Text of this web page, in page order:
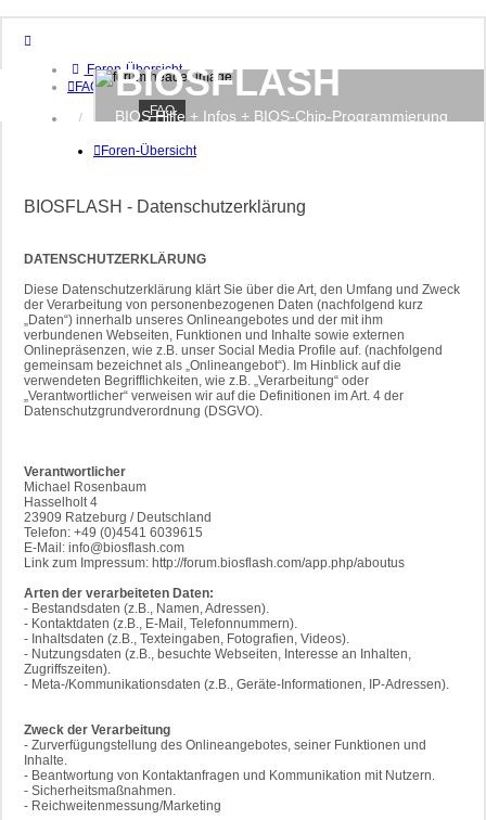
Foren-Übersicht
FAQ
Anmelden
BIOSFLASH
BIOS Hilfe + Infos + BIOS-Chip-Programmierung
FAQ
Foren-Übersicht
BIOSFLASH - Datenschutzerklärung
DATENSCHUTZERKLÄRUNG
Diese Datenschutzerklärung klärt Sie über die Art, den Umfang und Zweck
der Verarbeitung von personenbezogenen Daten (nachfolgend kurz
„Daten“) innerhalb unseres Onlineangebotes und der mit ihm
verbundenen Webseiten, Funktionen und Inhalte sowie externen
Onlinepräsenzen, wie z.B. unser Social Media Profile auf. (nachfolgend
gemeinsam bezeichnet als „Onlineangebot“). Im Hinblick auf die
verwendeten Begrifflichkeiten, wie z.B. „Verarbeitung“ oder
„Verantwortlicher“ verweisen wir auf die Definitionen im Art. 4 der
Datenschutzgrundverordnung (DSGVO).
Verantwortlicher
Michael Rosenbaum
Hasselholt 4
23909 Ratzeburg / Deutschland
Telefon: +49 (0)4541 6039615
E-Mail: info@biosflash.com
Link zum Impressum: http://forum.biosflash.com/app.php/aboutus
Arten der verarbeiteten Daten:
- Bestandsdaten (z.B., Namen, Adressen).
- Kontaktdaten (z.B., E-Mail, Telefonnummern).
- Inhaltsdaten (z.B., Texteingaben, Fotografien, Videos).
- Nutzungsdaten (z.B., besuchte Webseiten, Interesse an Inhalten,
Zugriffszeiten).
- Meta-/Kommunikationsdaten (z.B., Geräte-Informationen, IP-Adressen).
Zweck der Verarbeitung
- Zurverfügungstellung des Onlineangebotes, seiner Funktionen und
Inhalte.
- Beantwortung von Kontaktanfragen und Kommunikation mit Nutzern.
- Sicherheitsmaßnahmen.
- Reichweitenmessung/Marketing